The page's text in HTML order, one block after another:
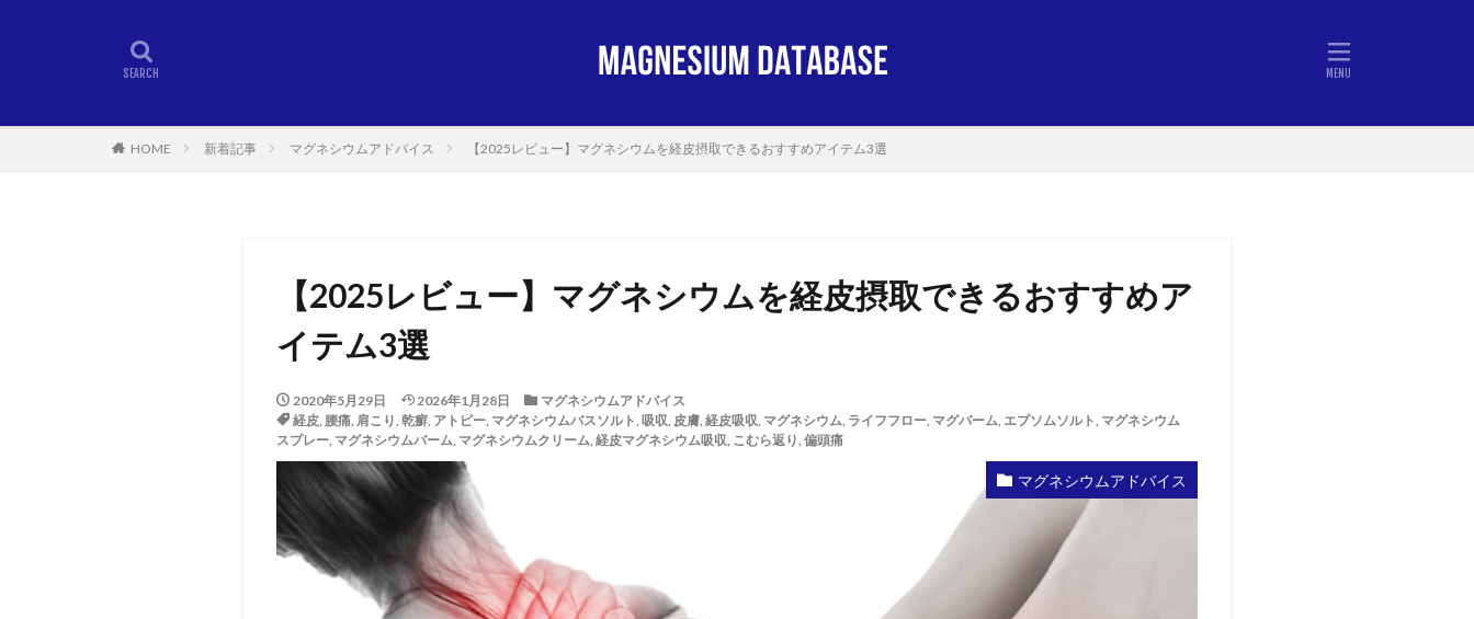
HOME 新着記事 マグネシウムアドバイス 【2025レビュー】マグネシウムを経皮摂取できるおすすめアイテム3選
【2025レビュー】マグネシウムを経皮摂取できるおすすめア
イテム3選
2020年5月29日 2026年1月28日
マグネシウムアドバイス
経皮, 腰痛, 肩こり, 乾癬, アトピー, マグネシウムバスソルト, 吸収, 皮膚, 経皮吸収, マグネシウム, ライフフロー, マグバーム, エプソムソルト, マグネシウム
スプレー, マグネシウムバーム, マグネシウムクリーム, 経皮マグネシウム吸収, こむら返り, 偏頭痛
マグネシウムアドバイス